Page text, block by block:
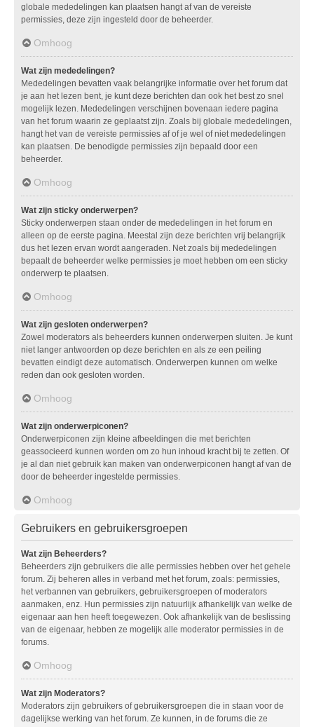
globale mededelingen kan plaatsen hangt af van de vereiste
permissies, deze zijn ingesteld door de beheerder.
Omhoog
Wat zijn mededelingen?
Mededelingen bevatten vaak belangrijke informatie over het forum dat
je aan het lezen bent, je kunt deze berichten dan ook het best zo snel
mogelijk lezen. Mededelingen verschijnen bovenaan iedere pagina
van het forum waarin ze geplaatst zijn. Zoals bij globale mededelingen,
hangt het van de vereiste permissies af of je wel of niet mededelingen
kan plaatsen. De benodigde permissies zijn bepaald door een
beheerder.
Omhoog
Wat zijn sticky onderwerpen?
Sticky onderwerpen staan onder de mededelingen in het forum en
alleen op de eerste pagina. Meestal zijn deze berichten vrij belangrijk
dus het lezen ervan wordt aangeraden. Net zoals bij mededelingen
bepaalt de beheerder welke permissies je moet hebben om een sticky
onderwerp te plaatsen.
Omhoog
Wat zijn gesloten onderwerpen?
Zowel moderators als beheerders kunnen onderwerpen sluiten. Je kunt
niet langer antwoorden op deze berichten en als ze een peiling
bevatten eindigt deze automatisch. Onderwerpen kunnen om welke
reden dan ook gesloten worden.
Omhoog
Wat zijn onderwerpiconen?
Onderwerpiconen zijn kleine afbeeldingen die met berichten
geassocieerd kunnen worden om zo hun inhoud kracht bij te zetten. Of
je al dan niet gebruik kan maken van onderwerpiconen hangt af van de
door de beheerder ingestelde permissies.
Omhoog
Gebruikers en gebruikersgroepen
Wat zijn Beheerders?
Beheerders zijn gebruikers die alle permissies hebben over het gehele
forum. Zij beheren alles in verband met het forum, zoals: permissies,
het verbannen van gebruikers, gebruikersgroepen of moderators
aanmaken, enz. Hun permissies zijn natuurlijk afhankelijk van welke de
eigenaar aan hen heeft toegewezen. Ook afhankelijk van de beslissing
van de eigenaar, hebben ze mogelijk alle moderator permissies in de
forums.
Omhoog
Wat zijn Moderators?
Moderators zijn gebruikers of gebruikersgroepen die in staan voor de
dagelijkse werking van het forum. Ze kunnen, in de forums die ze